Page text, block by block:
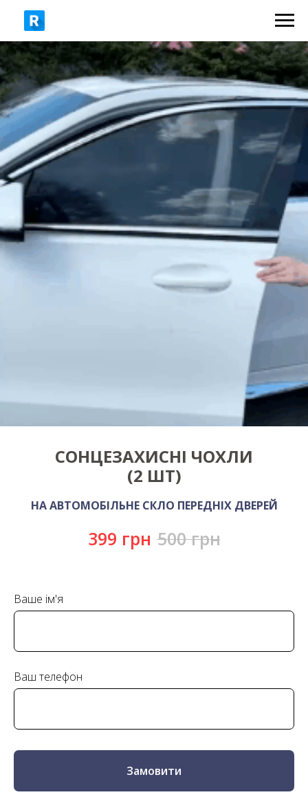
СОНЦЕЗАХИСНІ ЧОХЛИ
(2 ШТ)
НА АВТОМОБІЛЬНЕ СКЛО ПЕРЕДНІХ ДВЕРЕЙ
399 грн 500 грн
Ваше ім'я
Ваш телефон
Замовити